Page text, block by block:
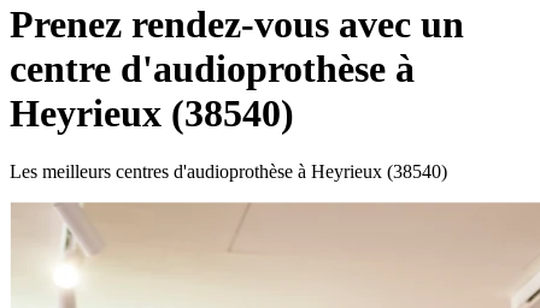
Prenez rendez-vous avec un
centre d'audioprothèse à
Heyrieux (38540)
Les meilleurs centres d'audioprothèse à Heyrieux (38540)